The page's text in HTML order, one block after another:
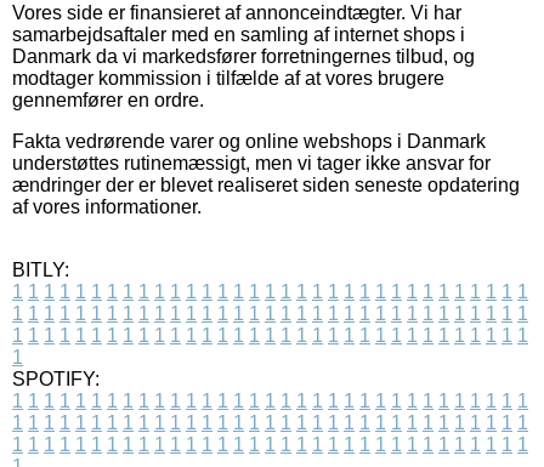
Vores side er finansieret af annonceindtægter. Vi har
samarbejdsaftaler med en samling af internet shops i
Danmark da vi markedsfører forretningernes tilbud, og
modtager kommission i tilfælde af at vores brugere
gennemfører en ordre.
Fakta vedrørende varer og online webshops i Danmark
understøttes rutinemæssigt, men vi tager ikke ansvar for
ændringer der er blevet realiseret siden seneste opdatering
af vores informationer.
BITLY:
1 1 1 1 1 1 1 1 1 1 1 1 1 1 1 1 1 1 1 1 1 1 1 1 1 1 1 1 1 1 1 1 1
1 1 1 1 1 1 1 1 1 1 1 1 1 1 1 1 1 1 1 1 1 1 1 1 1 1 1 1 1 1 1 1 1
1 1 1 1 1 1 1 1 1 1 1 1 1 1 1 1 1 1 1 1 1 1 1 1 1 1 1 1 1 1 1 1 1
1
SPOTIFY:
1 1 1 1 1 1 1 1 1 1 1 1 1 1 1 1 1 1 1 1 1 1 1 1 1 1 1 1 1 1 1 1 1
1 1 1 1 1 1 1 1 1 1 1 1 1 1 1 1 1 1 1 1 1 1 1 1 1 1 1 1 1 1 1 1 1
1 1 1 1 1 1 1 1 1 1 1 1 1 1 1 1 1 1 1 1 1 1 1 1 1 1 1 1 1 1 1 1 1